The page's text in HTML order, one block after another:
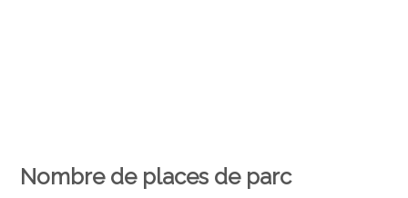
Nombre de places de parc